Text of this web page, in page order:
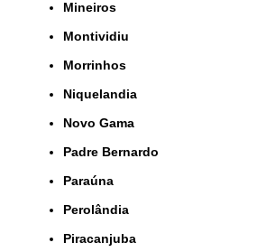
Mineiros
Montividiu
Morrinhos
Niquelandia
Novo Gama
Padre Bernardo
Paraúna
Perolândia
Piracanjuba